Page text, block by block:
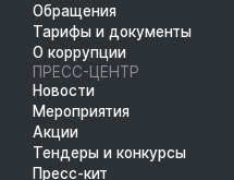
Обращения
Тарифы и документы
О коррупции
ПРЕСС-ЦЕНТР
Новости
Мероприятия
Акции
Тендеры и конкурсы
Пресс-кит